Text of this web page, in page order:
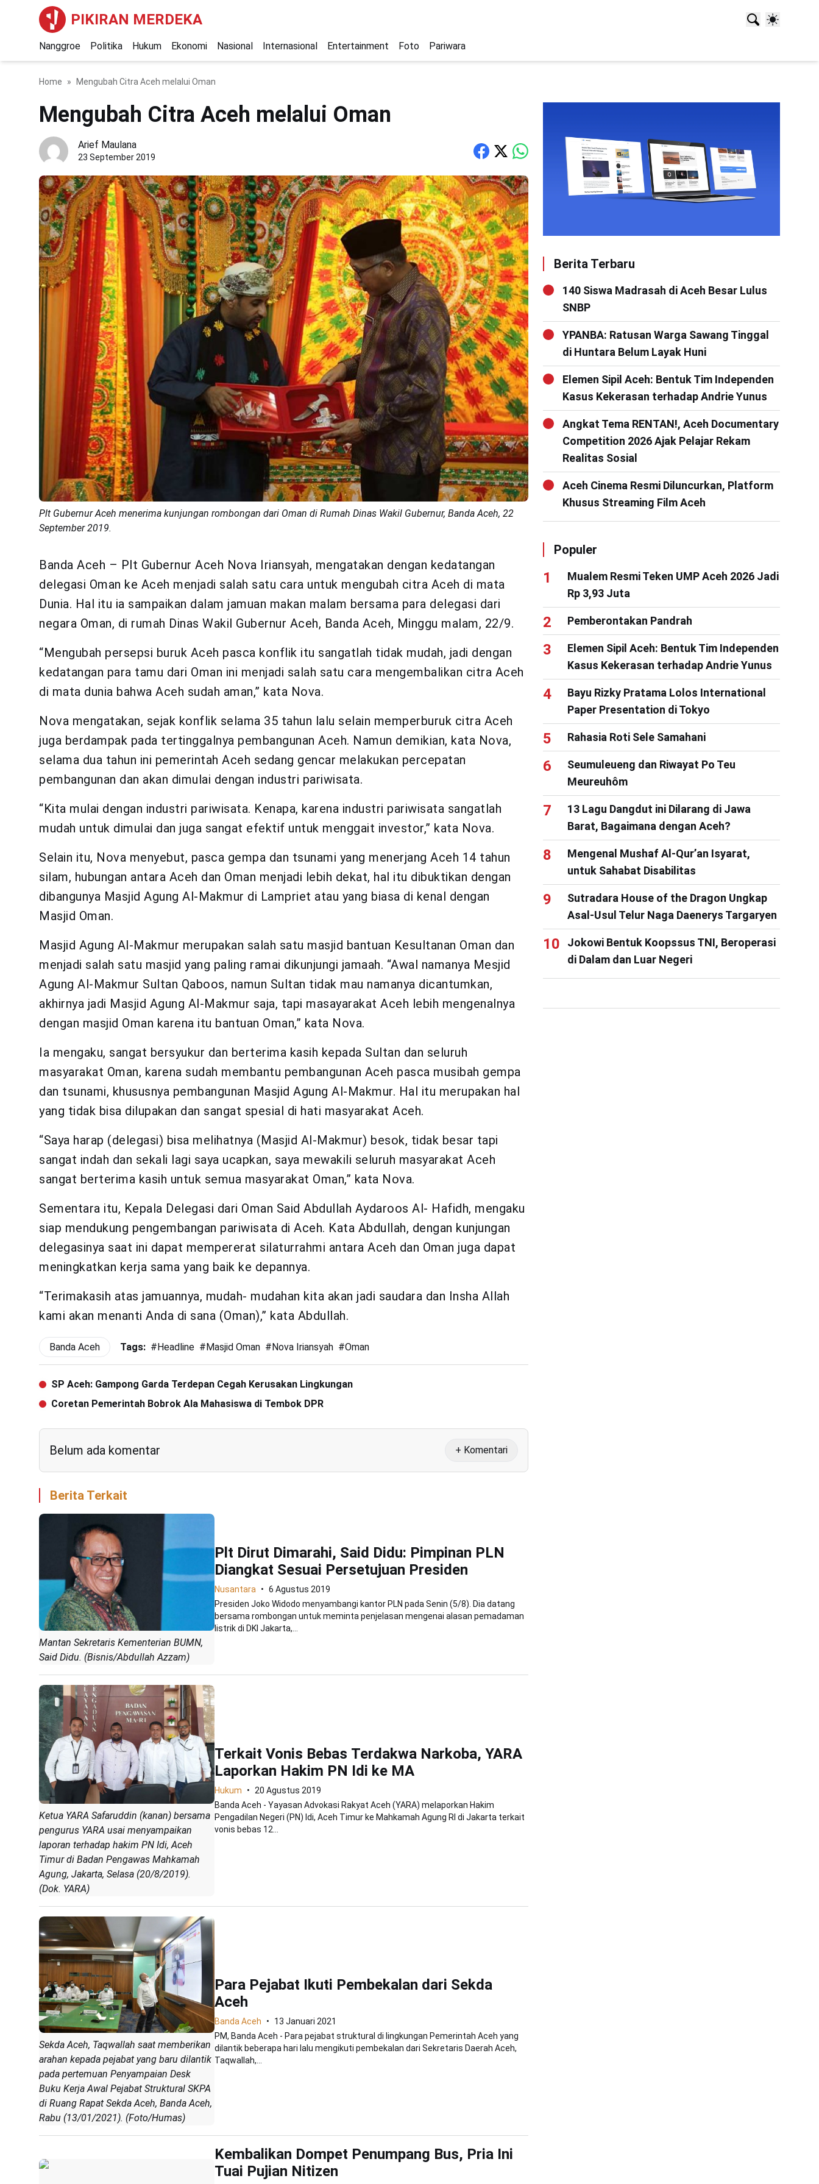
PIKIRAN MERDEKA
Nanggroe Politika Hukum Ekonomi Nasional Internasional Entertainment Foto Pariwara
Home Mengubah Citra Aceh melalui Oman
Mengubah Citra Aceh melalui Oman
Arief Maulana
23 September 2019
Plt Gubernur Aceh menerima kunjungan rombongan dari Oman di Rumah Dinas Wakil Gubernur, Banda Aceh, 22
September 2019.
Banda Aceh – Plt Gubernur Aceh Nova Iriansyah, mengatakan dengan kedatangan
delegasi Oman ke Aceh menjadi salah satu cara untuk mengubah citra Aceh di mata
Dunia. Hal itu ia sampaikan dalam jamuan makan malam bersama para delegasi dari
negara Oman, di rumah Dinas Wakil Gubernur Aceh, Banda Aceh, Minggu malam, 22/9.
“Mengubah persepsi buruk Aceh pasca konflik itu sangatlah tidak mudah, jadi dengan
kedatangan para tamu dari Oman ini menjadi salah satu cara mengembalikan citra Aceh
di mata dunia bahwa Aceh sudah aman,” kata Nova.
Nova mengatakan, sejak konflik selama 35 tahun lalu selain memperburuk citra Aceh
juga berdampak pada tertinggalnya pembangunan Aceh. Namun demikian, kata Nova,
selama dua tahun ini pemerintah Aceh sedang gencar melakukan percepatan
pembangunan dan akan dimulai dengan industri pariwisata.
“Kita mulai dengan industri pariwisata. Kenapa, karena industri pariwisata sangatlah
mudah untuk dimulai dan juga sangat efektif untuk menggait investor,” kata Nova.
Selain itu, Nova menyebut, pasca gempa dan tsunami yang menerjang Aceh 14 tahun
silam, hubungan antara Aceh dan Oman menjadi lebih dekat, hal itu dibuktikan dengan
dibangunya Masjid Agung Al-Makmur di Lampriet atau yang biasa di kenal dengan
Masjid Oman.
Masjid Agung Al-Makmur merupakan salah satu masjid bantuan Kesultanan Oman dan
menjadi salah satu masjid yang paling ramai dikunjungi jamaah. “Awal namanya Mesjid
Agung Al-Makmur Sultan Qaboos, namun Sultan tidak mau namanya dicantumkan,
akhirnya jadi Masjid Agung Al-Makmur saja, tapi masayarakat Aceh lebih mengenalnya
dengan masjid Oman karena itu bantuan Oman,” kata Nova.
Ia mengaku, sangat bersyukur dan berterima kasih kepada Sultan dan seluruh
masyarakat Oman, karena sudah membantu pembangunan Aceh pasca musibah gempa
dan tsunami, khususnya pembangunan Masjid Agung Al-Makmur. Hal itu merupakan hal
yang tidak bisa dilupakan dan sangat spesial di hati masyarakat Aceh.
“Saya harap (delegasi) bisa melihatnya (Masjid Al-Makmur) besok, tidak besar tapi
sangat indah dan sekali lagi saya ucapkan, saya mewakili seluruh masyarakat Aceh
sangat berterima kasih untuk semua masyarakat Oman,” kata Nova.
Sementara itu, Kepala Delegasi dari Oman Said Abdullah Aydaroos Al- Hafidh, mengaku
siap mendukung pengembangan pariwisata di Aceh. Kata Abdullah, dengan kunjungan
delegasinya saat ini dapat mempererat silaturrahmi antara Aceh dan Oman juga dapat
meningkatkan kerja sama yang baik ke depannya.
“Terimakasih atas jamuannya, mudah- mudahan kita akan jadi saudara dan Insha Allah
kami akan menanti Anda di sana (Oman),” kata Abdullah.
Banda Aceh Tags: #Headline #Masjid Oman #Nova Iriansyah #Oman
SP Aceh: Gampong Garda Terdepan Cegah Kerusakan Lingkungan
Coretan Pemerintah Bobrok Ala Mahasiswa di Tembok DPR
Belum ada komentar + Komentari
Berita Terkait
Mantan Sekretaris Kementerian BUMN,
Said Didu. (Bisnis/Abdullah Azzam)
Plt Dirut Dimarahi, Said Didu: Pimpinan PLN
Diangkat Sesuai Persetujuan Presiden
Nusantara
6 Agustus 2019
Presiden Joko Widodo menyambangi kantor PLN pada Senin (5/8). Dia datang
bersama rombongan untuk meminta penjelasan mengenai alasan pemadaman
listrik di DKI Jakarta,...
Ketua YARA Safaruddin (kanan) bersama
pengurus YARA usai menyampaikan
laporan terhadap hakim PN Idi, Aceh
Timur di Badan Pengawas Mahkamah
Agung, Jakarta, Selasa (20/8/2019).
(Dok. YARA)
Terkait Vonis Bebas Terdakwa Narkoba, YARA
Laporkan Hakim PN Idi ke MA
Hukum
20 Agustus 2019
Banda Aceh - Yayasan Advokasi Rakyat Aceh (YARA) melaporkan Hakim
Pengadilan Negeri (PN) Idi, Aceh Timur ke Mahkamah Agung RI di Jakarta terkait
vonis bebas 12...
Sekda Aceh, Taqwallah saat memberikan
arahan kepada pejabat yang baru dilantik
pada pertemuan Penyampaian Desk
Buku Kerja Awal Pejabat Struktural SKPA
di Ruang Rapat Sekda Aceh, Banda Aceh,
Rabu (13/01/2021). (Foto/Humas)
Para Pejabat Ikuti Pembekalan dari Sekda
Aceh
Banda Aceh
13 Januari 2021
PM, Banda Aceh - Para pejabat struktural di lingkungan Pemerintah Aceh yang
dilantik beberapa hari lalu mengikuti pembekalan dari Sekretaris Daerah Aceh,
Taqwallah,...
Kembalikan Dompet Penumpang Bus, Pria Ini
Tuai Pujian Nitizen
Berita Terbaru
140 Siswa Madrasah di Aceh Besar Lulus
SNBP
YPANBA: Ratusan Warga Sawang Tinggal
di Huntara Belum Layak Huni
Elemen Sipil Aceh: Bentuk Tim Independen
Kasus Kekerasan terhadap Andrie Yunus
Angkat Tema RENTAN!, Aceh Documentary
Competition 2026 Ajak Pelajar Rekam
Realitas Sosial
Aceh Cinema Resmi Diluncurkan, Platform
Khusus Streaming Film Aceh
Populer
Mualem Resmi Teken UMP Aceh 2026 Jadi
Rp 3,93 Juta
Pemberontakan Pandrah
Elemen Sipil Aceh: Bentuk Tim Independen
Kasus Kekerasan terhadap Andrie Yunus
Bayu Rizky Pratama Lolos International
Paper Presentation di Tokyo
Rahasia Roti Sele Samahani
Seumuleueng dan Riwayat Po Teu
Meureuhôm
13 Lagu Dangdut ini Dilarang di Jawa
Barat, Bagaimana dengan Aceh?
Mengenal Mushaf Al-Qur’an Isyarat,
untuk Sahabat Disabilitas
Sutradara House of the Dragon Ungkap
Asal-Usul Telur Naga Daenerys Targaryen
Jokowi Bentuk Koopssus TNI, Beroperasi
di Dalam dan Luar Negeri